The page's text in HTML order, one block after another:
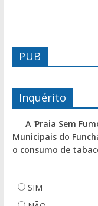
PUB
Inquérito
A 'Praia Sem
Municipais do
o consumo de
SIM